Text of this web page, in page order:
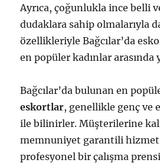
Ayrıca, çoğunlukla ince belli
dudaklara sahip olmalarıyla
özellikleriyle Bağcılar’da
en popüler kadınlar arasında
Bağcılar’da bulunan en
eskortlar, genellikle genç
ile bilinirler. Müşterilerine
memnuniyet garantili hizmet
profesyonel bir çalışma